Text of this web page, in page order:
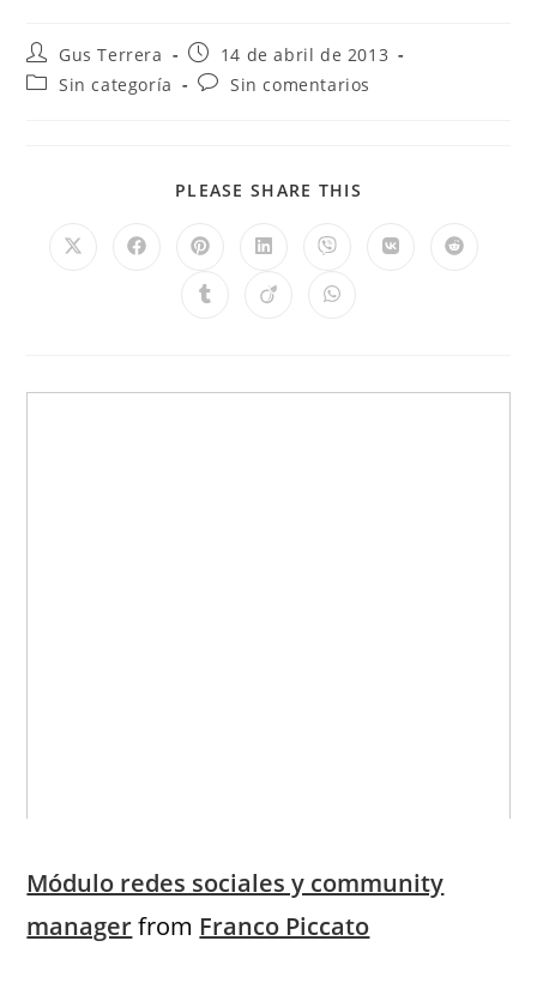
Gus Terrera
14 de abril de 2013
Sin categoría
Sin comentarios
PLEASE SHARE THIS
Módulo redes sociales y community
manager from Franco Piccato